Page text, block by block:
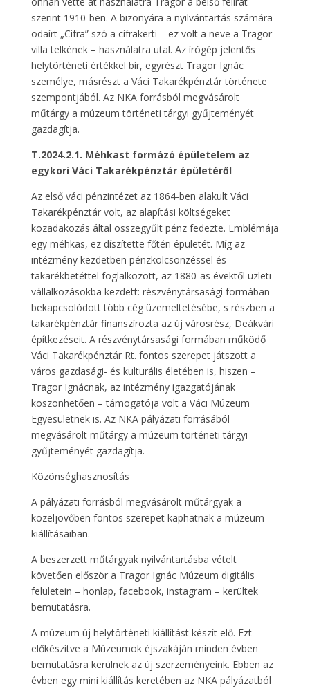
szerint 1910-ben. A bizonyára a nyilvántartás számára
odaírt „Cifra” szó a cifrakerti – ez volt a neve a Tragor
villa telkének – használatra utal. Az írógép jelentős
helytörténeti értékkel bír, egyrészt Tragor Ignác
személye, másrészt a Váci Takarékpénztár története
szempontjából. Az NKA forrásból megvásárolt
műtárgy a múzeum történeti tárgyi gyűjteményét
gazdagítja.
T.2024.2.1. Méhkast formázó épületelem az
egykori Váci Takarékpénztár épületéről
Az első váci pénzintézet az 1864-ben alakult Váci
Takarékpénztár volt, az alapítási költségeket
közadakozás által összegyűlt pénz fedezte. Emblémája
egy méhkas, ez díszítette főtéri épületét. Míg az
intézmény kezdetben pénzkölcsönzéssel és
takarékbetéttel foglalkozott, az 1880-as évektől üzleti
vállalkozásokba kezdett: részvénytársasági formában
bekapcsolódott több cég üzemeltetésébe, s részben a
takarékpénztár finanszírozta az új városrész, Deákvári
építkezéseit. A részvénytársasági formában működő
Váci Takarékpénztár Rt. fontos szerepet játszott a
város gazdasági- és kulturális életében is, hiszen –
Tragor Ignácnak, az intézmény igazgatójának
köszönhetően – támogatója volt a Váci Múzeum
Egyesületnek is. Az NKA pályázati forrásából
megvásárolt műtárgy a múzeum történeti tárgyi
gyűjteményét gazdagítja.
Közönséghasznosítás
A pályázati forrásból megvásárolt műtárgyak a
közeljövőben fontos szerepet kaphatnak a múzeum
kiállításaiban.
A beszerzett műtárgyak nyilvántartásba vételt
követően először a Tragor Ignác Múzeum digitális
felületein – honlap, facebook, instagram – kerültek
bemutatásra.
A múzeum új helytörténeti kiállítást készít elő. Ezt
előkészítve a Múzeumok éjszakáján minden évben
bemutatásra kerülnek az új szerzeményeink. Ebben az
évben egy mini kiállítás keretében az NKA pályázatból